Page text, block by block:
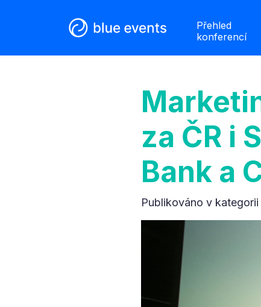
Přehled
konferencí
za ČR i
Bank a
Publikováno v kategorii